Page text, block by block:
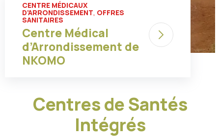
CENTRE MÉDICAUX
D'ARRONDISSEMENT, OFFRES
SANITAIRES
Centre Médical
d’Arrondissement de
NKOMO
Centres de Santés
Intégrés